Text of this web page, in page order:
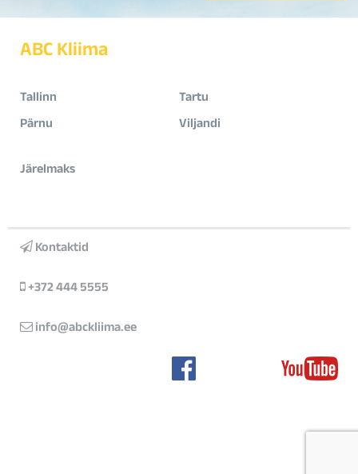
ABC Kliima
Tallinn
Tartu
Pärnu
Viljandi
Järelmaks
Kontaktid
+372 444 5555
info@abckliima.ee